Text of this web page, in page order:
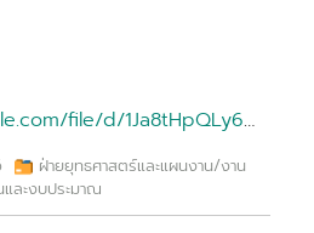
file/d/
ฝ่ายยุทธศาสตร์และแผนงาน/งาน
ละงบประมาณ